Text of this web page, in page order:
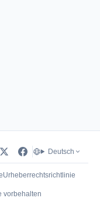
Deutsch
Urheberrechtsrichtlinie
in neuem Tab)
vorbehalten